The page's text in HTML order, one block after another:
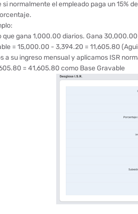
si normalmente el empleado paga un 15%
que gana 1,000.00 diarios. Gana
= 15,000.00 - 3,394.20 = 11,605.80
a su ingreso mensual y aplicamos ISR
= 41,605.80 como Base Gravable